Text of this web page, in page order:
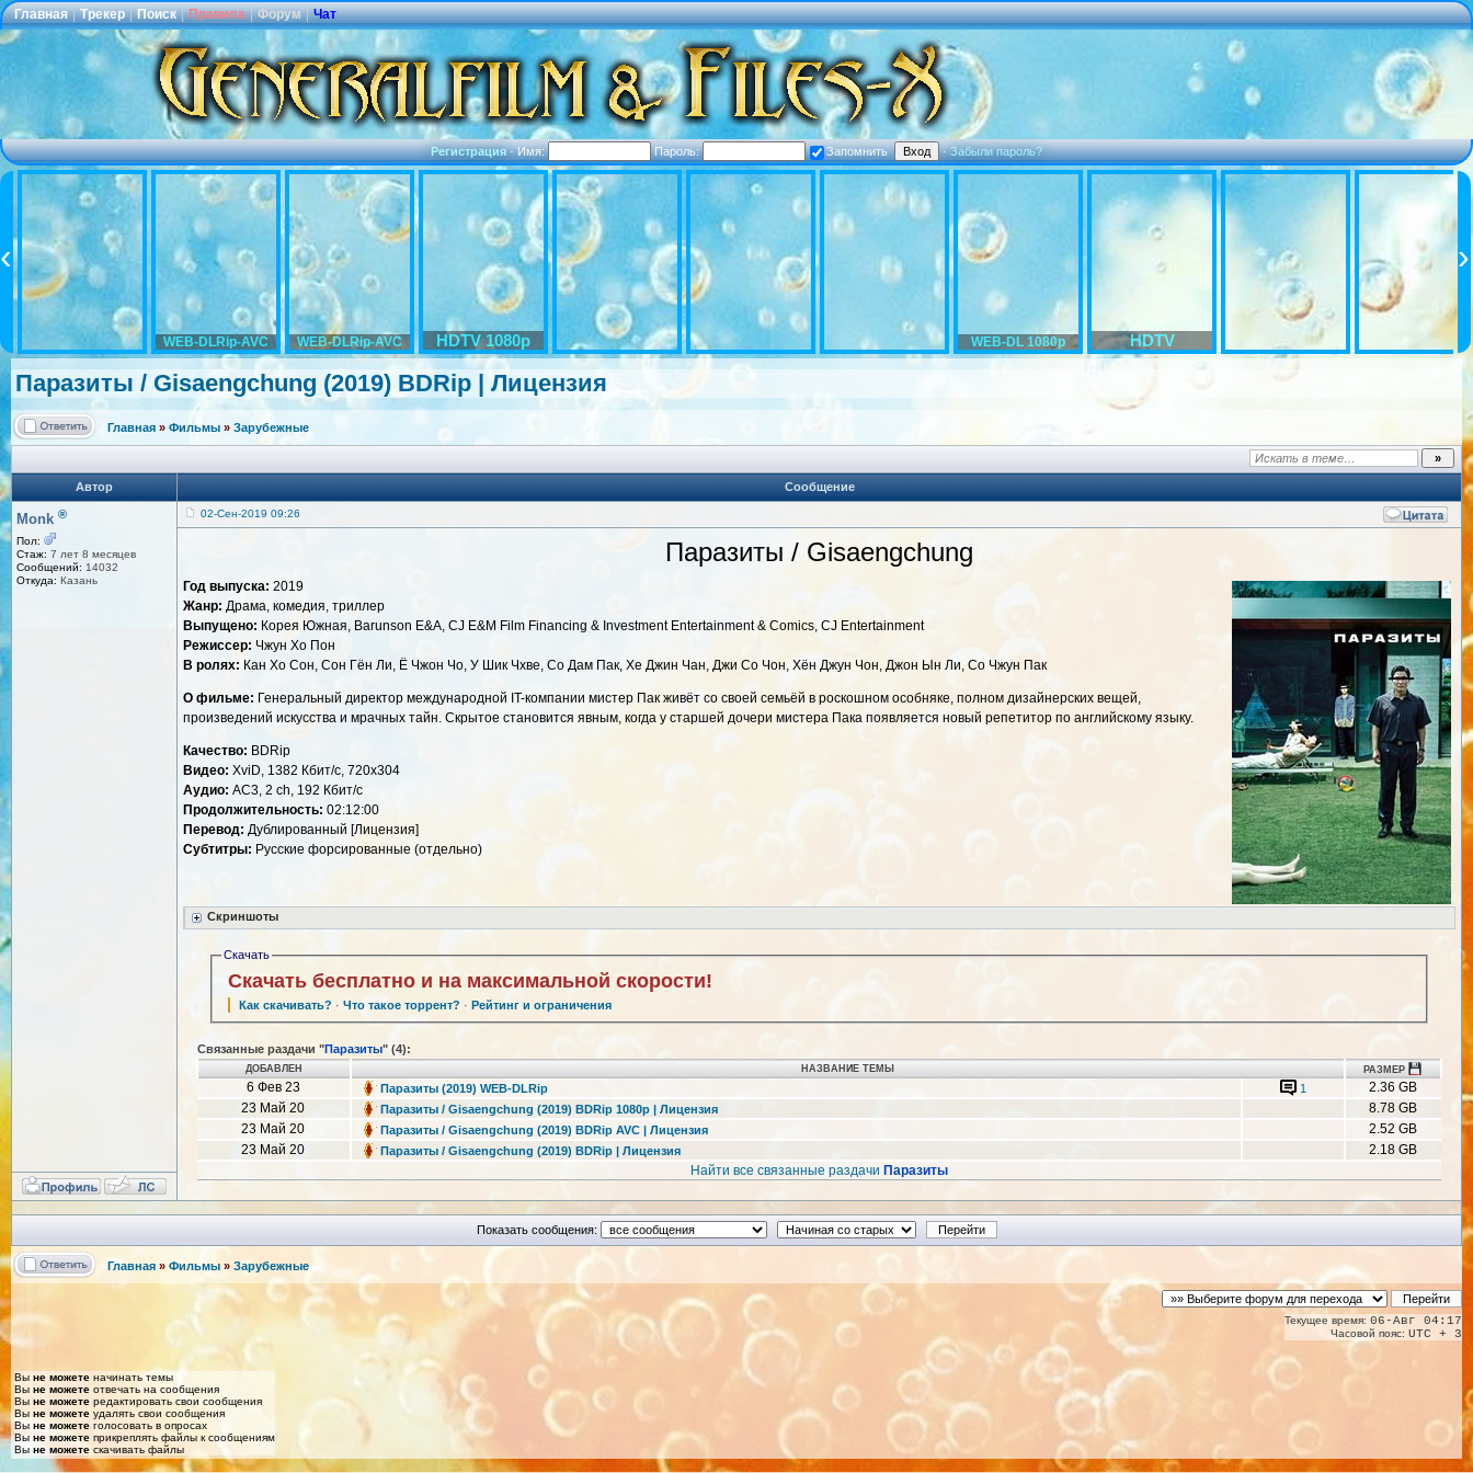
Главная | Трекер | Поиск | Правила | Форум | Чат
Регистрация·Имя: Пароль: Запомнить ·Забыли пароль?
WEB-DLRip-AVC WEB-DLRip-AVC HDTV 1080p WEB-DL 1080p HDTV
Паразиты / Gisaengchung (2019) BDRip | Лицензия
Главная » Фильмы » Зарубежные
Автор Сообщение
Monk ®
Пол:
Стаж: 7 лет 8 месяцев
Сообщений: 14032
Откуда: Казань
02-Сен-2019 09:26
Паразиты / Gisaengchung
Год выпуска: 2019
Жанр: Драма, комедия, триллер
Выпущено: Корея Южная, Barunson E&A, CJ E&M Film Financing & Investment Entertainment & Comics, CJ Entertainment
Режиссер: Чжун Хо Пон
В ролях: Кан Хо Сон, Сон Гён Ли, Ё Чжон Чо, У Шик Чхве, Со Дам Пак, Хе Джин Чан, Джи Со Чон, Хён Джун Чон, Джон Ын Ли, Со Чжун Пак
О фильме: Генеральный директор международной IT-компании мистер Пак живёт со своей семьёй в роскошном особняке, полном дизайнерских вещей,
произведений искусства и мрачных тайн. Скрытое становится явным, когда у старшей дочери мистера Пака появляется новый репетитор по английскому языку.
Качество: BDRip
Видео: XviD, 1382 Кбит/с, 720x304
Аудио: AC3, 2 ch, 192 Кбит/с
Продолжительность: 02:12:00
Перевод: Дублированный [Лицензия]
Субтитры: Русские форсированные (отдельно)
Скриншоты
Скачать
Скачать бесплатно и на максимальной скорости!
Как скачивать? ·Что такое торрент? · Рейтинг и ограничения
Связанные раздачи "Паразиты" (4):
ДОБАВЛЕН НАЗВАНИЕ ТЕМЫ РАЗМЕР
6 Фев 23 Паразиты (2019) WEB-DLRip 1
2.36 GB
23 Май 20
Паразиты / Gisaengchung (2019) BDRip 1080p | Лицензия
8.78 GB
23 Май 20
Паразиты / Gisaengchung (2019) BDRip AVC | Лицензия
2.52 GB
23 Май 20
Паразиты / Gisaengchung (2019) BDRip | Лицензия
2.18 GB
Найти все связанные раздачи Паразиты
Показать сообщения:
Главная » Фильмы » Зарубежные
Текущее время: 06-Авг 04:17
Часовой пояс: UTC + 3
Вы не можете начинать темы
Вы не можете отвечать на сообщения
Вы не можете редактировать свои сообщения
Вы не можете удалять свои сообщения
Вы не можете голосовать в опросах
Вы не можете прикреплять файлы к сообщениям
Вы не можете скачивать файлы